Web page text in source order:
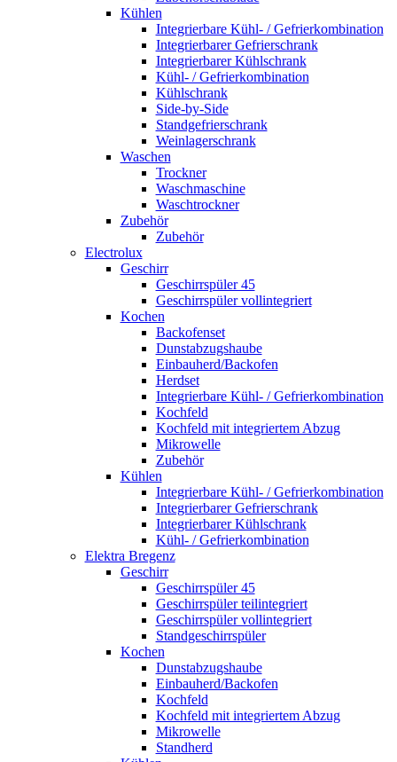
Kühlen
Integrierbare Kühl- / Gefrierkombination
Integrierbarer Gefrierschrank
Integrierbarer Kühlschrank
Kühl- / Gefrierkombination
Kühlschrank
Side-by-Side
Standgefrierschrank
Weinlagerschrank
Waschen
Trockner
Waschmaschine
Waschtrockner
Zubehör
Zubehör
Electrolux
Geschirr
Geschirrspüler 45
Geschirrspüler vollintegriert
Kochen
Backofenset
Dunstabzugshaube
Einbauherd/Backofen
Herdset
Integrierbare Kühl- / Gefrierkombination
Kochfeld
Kochfeld mit integriertem Abzug
Mikrowelle
Zubehör
Kühlen
Integrierbare Kühl- / Gefrierkombination
Integrierbarer Gefrierschrank
Integrierbarer Kühlschrank
Kühl- / Gefrierkombination
Elektra Bregenz
Geschirr
Geschirrspüler 45
Geschirrspüler teilintegriert
Geschirrspüler vollintegriert
Standgeschirrspüler
Kochen
Dunstabzugshaube
Einbauherd/Backofen
Kochfeld
Kochfeld mit integriertem Abzug
Mikrowelle
Standherd